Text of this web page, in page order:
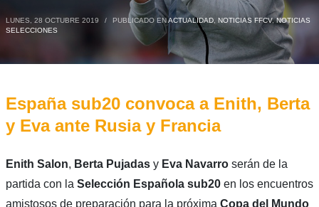
LUNES, 28 OCTUBRE 2019 / PUBLICADO ENACTUALIDAD, NOTICIAS FFCV,NOTICIAS
SELECCIONES
España sub20 convoca a Enith, Berta
y Eva ante Rusia y Francia
Enith Salon, Berta Pujadas y Eva Navarroserán de la
partida con la Selección Española sub20en los encuentros
amistosos de preparación para la próxima Copa del Mundo